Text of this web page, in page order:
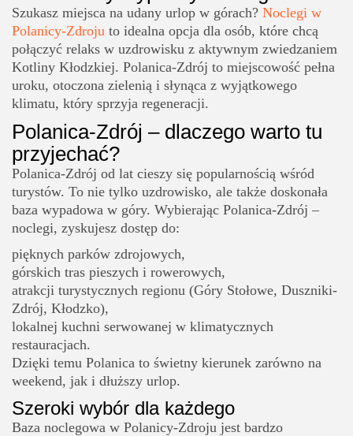
Szukasz miejsca na udany urlop w górach? Noclegi w
Polanicy-Zdroju to idealna opcja dla osób, które chcą
połączyć relaks w uzdrowisku z aktywnym zwiedzaniem
Kotliny Kłodzkiej. Polanica-Zdrój to miejscowość pełna
uroku, otoczona zielenią i słynąca z wyjątkowego
klimatu, który sprzyja regeneracji.
Polanica-Zdrój – dlaczego warto tu
przyjechać?
Polanica-Zdrój od lat cieszy się popularnością wśród
turystów. To nie tylko uzdrowisko, ale także doskonała
baza wypadowa w góry. Wybierając Polanica-Zdrój –
noclegi, zyskujesz dostęp do:
pięknych parków zdrojowych,
górskich tras pieszych i rowerowych,
atrakcji turystycznych regionu (Góry Stołowe, Duszniki-
Zdrój, Kłodzko),
lokalnej kuchni serwowanej w klimatycznych
restauracjach.
Dzięki temu Polanica to świetny kierunek zarówno na
weekend, jak i dłuższy urlop.
Szeroki wybór dla każdego
Baza noclegowa w Polanicy-Zdroju jest bardzo